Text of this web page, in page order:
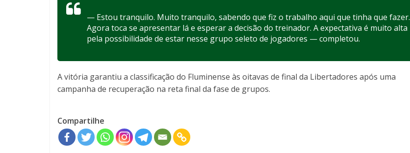
— Estou tranquilo. Muito tranquilo, sabendo que fiz o trabalho aqui que tinha que fazer.
Agora toca se apresentar lá e esperar a decisão do treinador. A expectativa é muito alta
pela possibilidade de estar nesse grupo seleto de jogadores — completou.
A vitória garantiu a classificação do Fluminense às oitavas de final da Libertadores após uma
campanha de recuperação na reta final da fase de grupos.
Compartilhe